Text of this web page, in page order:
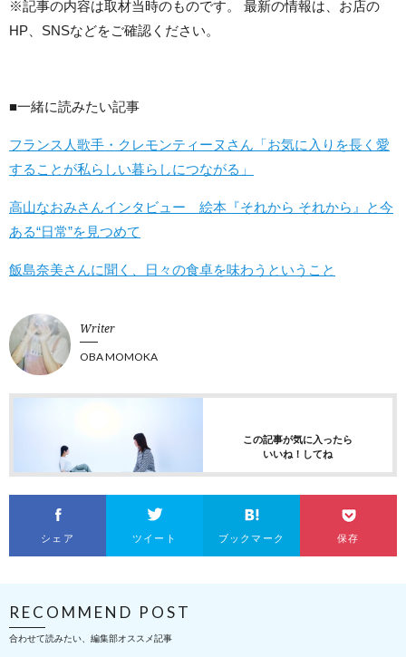
※記事の内容は取材当時のものです。 最新の情報は、お店の
HP、SNSなどをご確認ください。
■一緒に読みたい記事
フランス人歌手・クレモンティーヌさん「お気に入りを長く愛
することが私らしい暮らしにつながる」
高山なおみさんインタビュー 絵本『それから それから』と今
ある“日常”を見つめて
飯島奈美さんに聞く、日々の食卓を味わうということ
Writer
OBA MOMOKA
この記事が気に入ったら
いいね！してね
シェア ツイート ブックマーク 保存
RECOMMEND POST
合わせて読みたい、編集部オススメ記事